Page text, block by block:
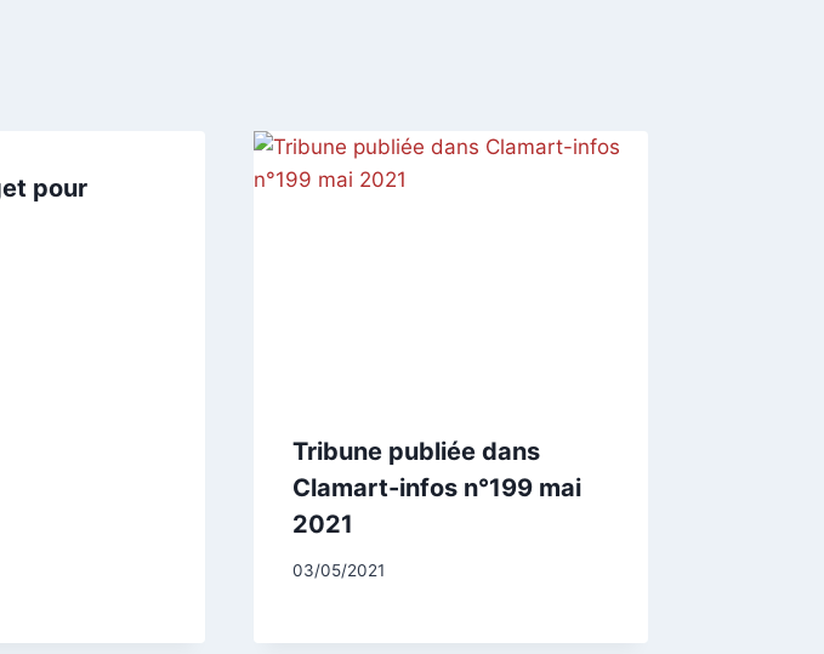
pour
Tribune publiée dans
Clamart-infos n°199 mai
2021
Par
03/05/2021